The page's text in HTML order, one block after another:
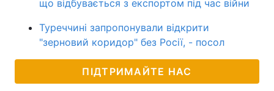
що відбувається з експортом під час війни
Туреччині запропонували відкрити
"зерновий коридор" без Росії, - посол
ПІДТРИМАЙТЕ НАС